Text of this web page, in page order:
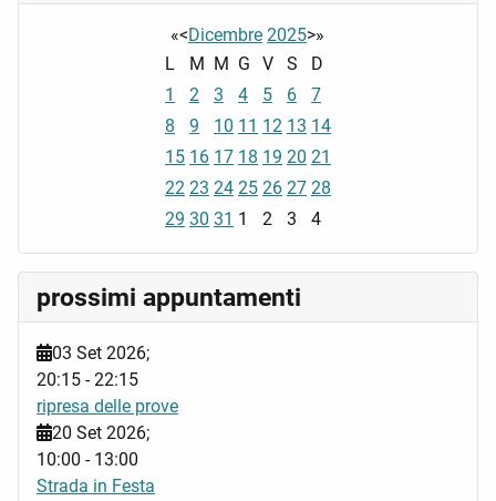
«<Dicembre 2025>»
L
M M G V S
D
1
2 3 4 5 6
7
8
9 10 11 12 13 14
15 16 17 18 19 20 21
22 23 24 25 26 27 28
29 30 31 1 2 3 4
prossimi appuntamenti
03 Set 2026;
20:15 -22:15
ripresa delle prove
20 Set 2026;
10:00 - 13:00
Strada in Festa